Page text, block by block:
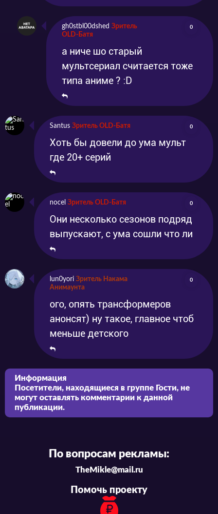
gh0stbl00dshed Зритель
OLD-Батя
0
а ниче шо старый
мультсериал считается тоже
типа аниме ? :D
Santus Зритель OLD-Батя 0
Хоть бы довели до ума мульт
где 20+ серий
nocel Зритель OLD-Батя 0
Они несколько сезонов подряд
выпускают, с ума сошли что ли
lun0yori Зритель Накама
Анимаунта
0
ого, опять трансформеров
анонсят) ну такое, главное чтоб
меньше детского
Информация
Посетители, находящиеся в группе Гости, не
могут оставлять комментарии к данной
публикации.
По вопросам рекламы:
TheMikle@mail.ru
Помочь проекту